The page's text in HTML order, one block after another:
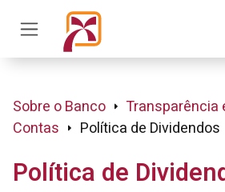
Sobre o Banco
Transparência
Contas
Política de Dividendos
Política de